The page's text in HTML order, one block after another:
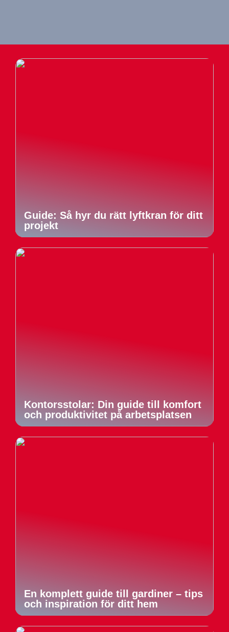
Guide: Så hyr du rätt lyftkran för ditt
projekt
Kontorsstolar: Din guide till komfort
och produktivitet på arbetsplatsen
En komplett guide till gardiner – tips
och inspiration för ditt hem